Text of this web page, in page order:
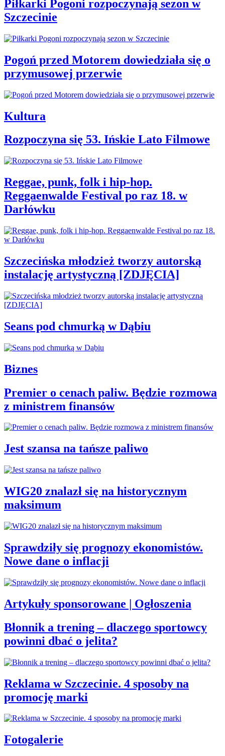
Piłkarki Pogoni rozpoczynają sezon w
Szczecinie
Pogoń przed Motorem dowiedziała się o
przymusowej przerwie
Kultura
Rozpoczyna się 53. Ińskie Lato Filmowe
Reggae, punk, folk i hip-hop.
Reggaenwalde Festival po raz 18. w
Darłówku
Szczecińska młodzież tworzy autorską
instalację artystyczną [ZDJĘCIA]
Seans pod chmurką w Dąbiu
Biznes
Premier o cenach paliw. Będzie rozmowa
z ministrem finansów
Jest szansa na tańsze paliwo
WIG20 znalazł się na historycznym
maksimum
Sprawdziły się prognozy ekonomistów.
Nowe dane o inflacji
Artykuły sponsorowane | Ogłoszenia
Błonnik a trening – dlaczego sportowcy
powinni dbać o jelita?
Reklama w Szczecinie. 4 sposoby na
promocję marki
Fotogalerie